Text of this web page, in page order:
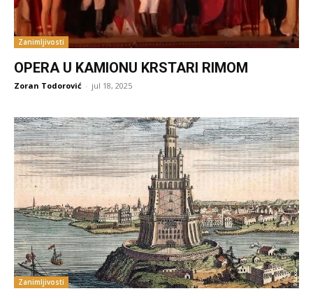
Zanimljivosti
OPERA U KAMIONU KRSTARI RIMOM
Zoran Todorović - jul 18, 2025
Zanimljivosti